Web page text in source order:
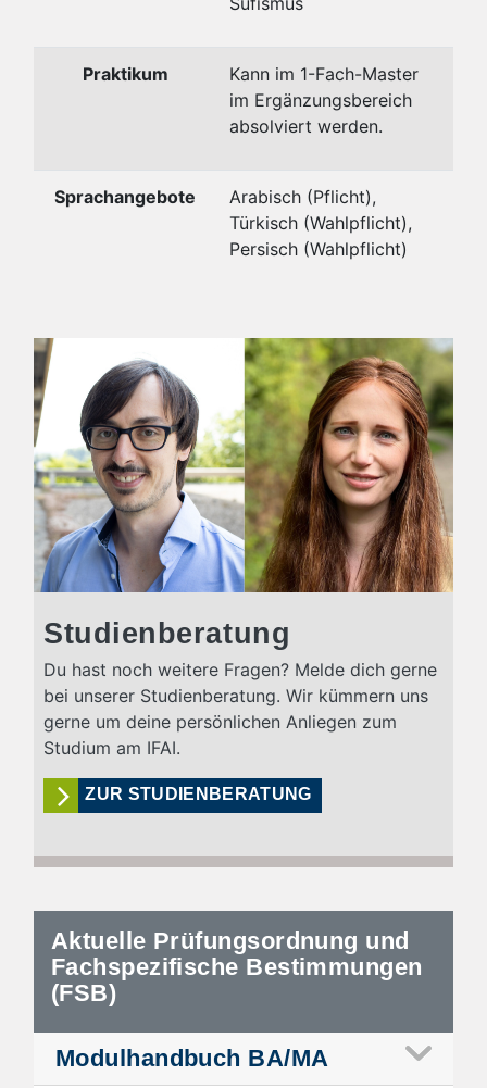
Praktikum
Kann im 1-Fach-Master
im Ergänzungsbereich
absolviert werden.
Sprachangebote
Arabisch (Pflicht),
Türkisch (Wahlpflicht),
Persisch (Wahlpflicht)
Studienberatung
Du hast noch weitere Fragen? Melde dich gerne
bei unserer Studienberatung. Wir kümmern uns
gerne um deine persönlichen Anliegen zum
Studium am IFAI.
ZUR STUDIENBERATUNG
Aktuelle Prüfungsordnung und
Fachspezifische Bestimmungen
(FSB)
Modulhandbuch BA/MA